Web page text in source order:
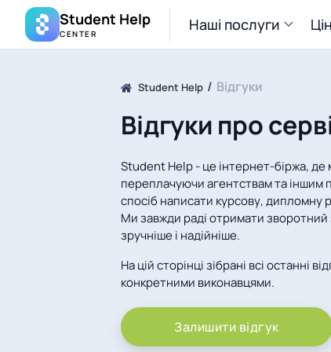
Student Help
CENTER Наші послуги
Student Help Відгуки
Відгуки про
Student Help - це інтернет-біржа,
переплачуючи агентствам та іншим
спосіб написати курсову, дипломну
Ми завжди раді отримати зворотний
зручніше і надійніше.
На цій сторінці зібрані всі останні
конкретними виконавцями.
Залишити відгук